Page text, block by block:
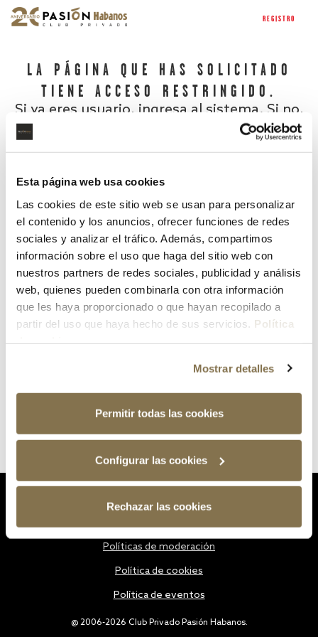
Esta página web usa cookies
Las cookies de este sitio web se usan para personalizar
el contenido y los anuncios, ofrecer funciones de redes
sociales y analizar el tráfico. Además, compartimos
información sobre el uso que haga del sitio web con
nuestros partners de redes sociales, publicidad y análisis
web, quienes pueden combinarla con otra información
que les haya proporcionado o que hayan recopilado a
partir del uso que haya hecho de sus servicios. Política
Mostrar detalles
Permitir todas las cookies
Configurar las cookies
Rechazar las cookies
REGISTRO
LA PÁGINA QUE HAS SOLICITADO
TIENE ACCESO RESTRINGIDO.
Si ya eres usuario, ingresa al sistema. Si no,
¿Has olvidado tu contraseña?
@ 2006-2026 Club Privado Pasión Habanos.
Políticas de moderación
Política de cookies
Política de eventos